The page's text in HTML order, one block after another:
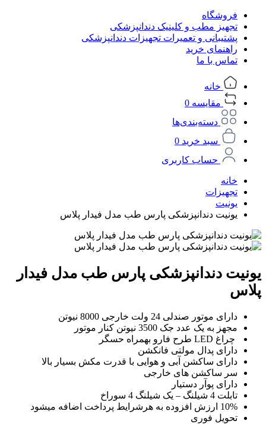
فروشگاه
تجهیز مطب و کلینیک دندانپزشکی
پشتیبانی و تعمیرات تجهیزات دندانپزشکی
راهنمای خرید
تماس با ما
خانه
مقایسه 0
دسته‌بندی‌ها
سبد خرید 0
حساب کاربری
خانه
تجهیزات
یونیت
یونیت دندانپزشکی پارس طب مدل فیدار پلاس
یونیت دندانپزشکی پارس طب مدل فیدار
پلاس
دارای موتور صندلی 24 ولت خارجی 8000 نیوتن
مجهز به یک عدد جک 3500 نیوتن کنار موتور
چراغ LED طرح فارو بهمراه حسگر
دارای پدال مولتی فانکشن
دارای ساکشن آبی و هوایی با قدرت مکش بسیار بالا
سر ساکشن های خارجی
دارای پوآر دستیار
تابلت 4 شیلنگ – یک شیلنگ 4 سوراخ
10% ارزش افزوده به هرشرایط پرداخت اضافه میشود
تحویل فوری